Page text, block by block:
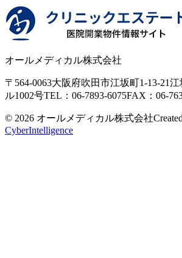
オールメディカル株式会社
〒564-0063大阪府吹田市江坂町1-13-21江
ル1002号TEL：06-7893-6075FAX：06-
© 2026 オールメディカル株式会社
CyberIntelligence